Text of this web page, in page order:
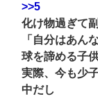
>>5
化け物過ぎて
「自分はあん
球を諦める子
実際、今も少
中だし